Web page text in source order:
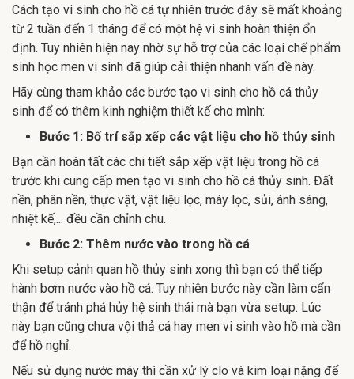
Cách tạo vi sinh cho hồ cá tự nhiên trước đây sẽ mất khoảng
từ 2 tuần đến 1 tháng để có một hệ vi sinh hoàn thiện ổn
định. Tuy nhiên hiện nay nhờ sự hỗ trợ của các loại chế phẩm
sinh học men vi sinh đã giúp cải thiện nhanh vấn đề này.
Hãy cùng tham khảo các bước tạo vi sinh cho hồ cá thủy
sinh để có thêm kinh nghiệm thiết kế cho mình:
Bước 1: Bố trí sắp xếp các vật liệu cho hồ thủy sinh
Bạn cần hoàn tất các chi tiết sắp xếp vật liệu trong hồ cá
trước khi cung cấp men tạo vi sinh cho hồ cá thủy sinh. Đất
nền, phân nền, thực vật, vật liệu lọc, máy lọc, sủi, ánh sáng,
nhiệt kế,... đều cần chỉnh chu.
Bước 2: Thêm nước vào trong hồ cá
Khi setup cảnh quan hồ thủy sinh xong thì bạn có thể tiếp
hành bơm nước vào hồ cá. Tuy nhiên bước này cần làm cẩn
thận để tránh phá hủy hệ sinh thái mà bạn vừa setup. Lúc
này bạn cũng chưa vội thả cá hay men vi sinh vào hồ mà cần
để hồ nghỉ.
Nếu sử dụng nước máy thì cần xử lý clo và kim loại nặng để